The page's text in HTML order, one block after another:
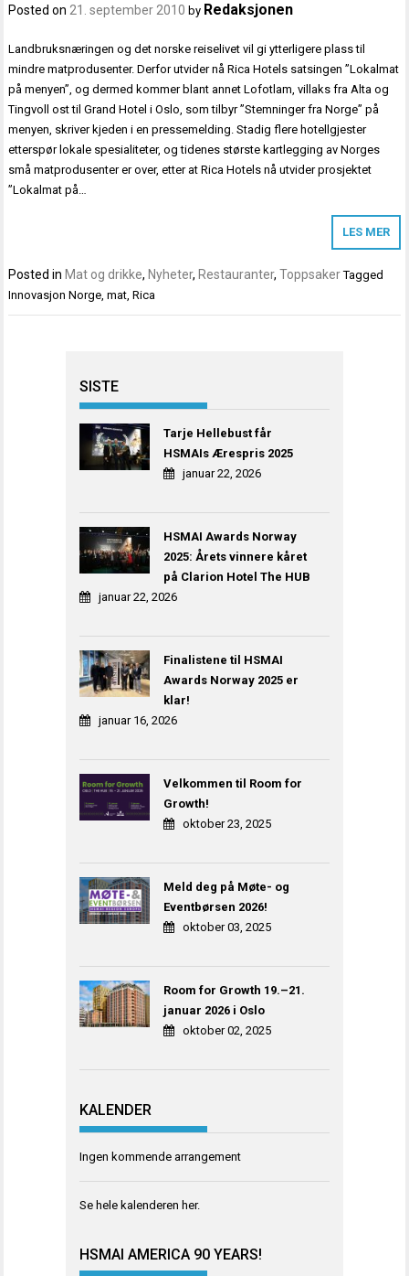
Posted on 21. september 2010 by Redaksjonen
Landbruksnæringen og det norske reiselivet vil gi ytterligere plass til
mindre matprodusenter. Derfor utvider nå Rica Hotels satsingen ”Lokalmat
på menyen”, og dermed kommer blant annet Lofotlam, villaks fra Alta og
Tingvoll ost til Grand Hotel i Oslo, som tilbyr ”Stemninger fra Norge” på
menyen, skriver kjeden i en pressemelding. Stadig flere hotellgjester
etterspør lokale spesialiteter, og tidenes største kartlegging av Norges
små matprodusenter er over, etter at Rica Hotels nå utvider prosjektet
”Lokalmat på…
LES MER
Posted in Mat og drikke, Nyheter, Restauranter,Toppsaker Tagged
Innovasjon Norge ,mat ,Rica
SISTE
Tarje Hellebust får
HSMAIs Ærespris 2025
januar 22, 2026
HSMAI Awards Norway
2025: Årets vinnere kåret
på Clarion Hotel The HUB
januar 22, 2026
Finalistene til HSMAI
Awards Norway 2025 er
klar!
januar 16, 2026
Velkommen til Room for
Growth!
oktober 23, 2025
Meld deg på Møte- og
Eventbørsen 2026!
oktober 03, 2025
Room for Growth 19.–21.
januar 2026 i Oslo
oktober 02, 2025
KALENDER
Ingen kommende arrangement
Se hele kalenderen her.
HSMAI AMERICA 90 YEARS!